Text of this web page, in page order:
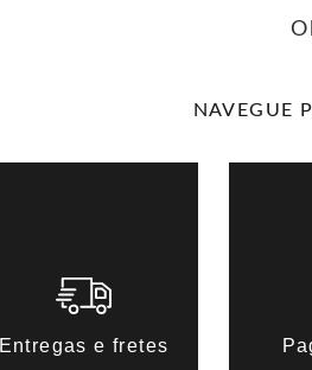
NAVEGUE
Entregas e fretes